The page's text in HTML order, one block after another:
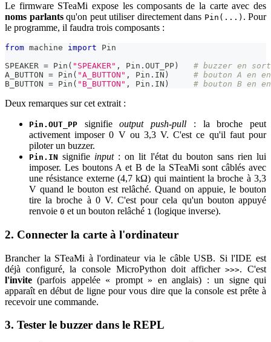
Le firmware STeaMi expose les composants de la carte avec des
noms parlantsqu'on peut utiliser directement dans Pin(...) . Pour
le programme, il faudra trois composants :
from machine import Pin
SPEAKER = Pin ( "SPEAKER" , Pin . OUT_PP )
# buzzer en
A_BUTTON = Pin ( "A_BUTTON" , Pin . IN )
# bouton A en
B_BUTTON = Pin ( "B_BUTTON" , Pin . IN ) # bouton B en
Deux remarques sur cet extrait :
Pin.OUT_PP signifieoutput push-pull : la broche peut
activement imposer 0 V ou 3,3 V. C'est ce qu'il faut pour
piloter un buzzer.
Pin.IN signifie input: on lit l'état du bouton sans rien lui
imposer. Les boutons A et B de la STeaMi sont câblés avec
une résistance externe (4,7 kΩ) qui maintient la broche à 3,3
V quand le bouton est relâché. Quand on appuie, le bouton
tire la broche à 0 V. C'est pour cela qu'un bouton appuyé
renvoie 0 et un bouton relâché 1 (logique inverse).
2. Connecter la carte à l'ordinateur
Brancher la STeaMi à l'ordinateur via le câble USB. Si l'IDE est
déjà configuré, la console MicroPython doit afficher>>>. C'est
l'invite (parfois appelée « prompt » en anglais) : un signe qui
apparaît en début de ligne pour vous dire que la console est prête à
recevoir une commande.
3. Tester le buzzer dans le REPL